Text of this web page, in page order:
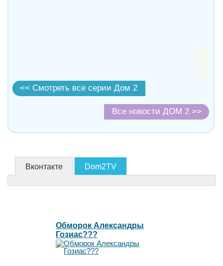
<< Смотреть все серии Дом 2
Все новости ДОМ 2 >>
Вконтакте Dom2TV
Обморок Александры
Гозиас???